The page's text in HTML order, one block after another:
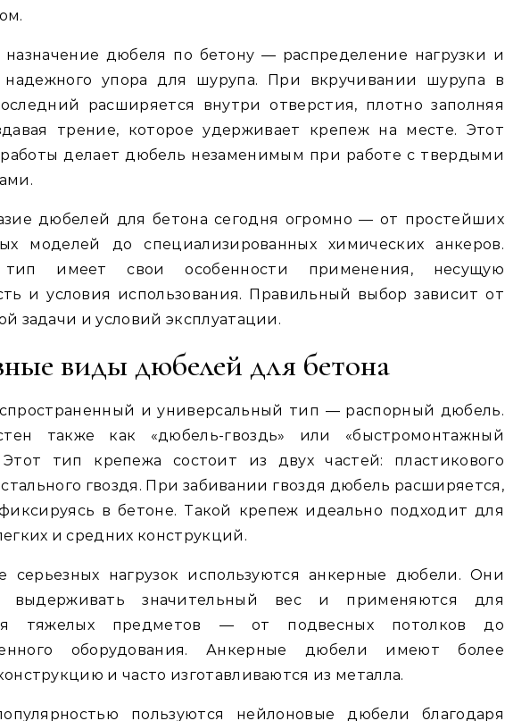
назначение дюбеля по бетону — распределение нагрузки и
надежного упора для шурупа. При вкручивании шурупа в
расширяется внутри отверстия, плотно заполняя
трение, которое удерживает крепеж на месте. Этот
делает дюбель незаменимым при работе с твердыми
дюбелей для бетона сегодня огромно — от простейших
моделей до специализированных химических анкеров.
имеет свои особенности применения, несущую
и условия использования. Правильный выбор зависит от
задачи и условий эксплуатации.
виды дюбелей для бетона
и универсальный тип — распорный дюбель.
также как «дюбель-гвоздь» или «быстромонтажный
тип крепежа состоит из двух частей: пластикового
гвоздя. При забивании гвоздя дюбель расширяется,
в бетоне. Такой крепеж идеально подходит для
и средних конструкций.
серьезных нагрузок используются анкерные дюбели. Они
выдерживать значительный вес и применяются для
тяжелых предметов — от подвесных потолков до
оборудования. Анкерные дюбели имеют более
и часто изготавливаются из металла.
пользуются нейлоновые дюбели благодаря